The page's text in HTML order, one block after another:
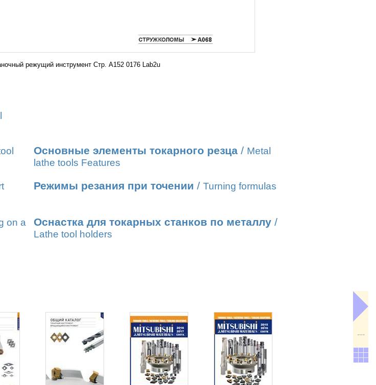
режущий инструмент Стр. A152 0176 Lab2u
Основные элементы токарного резца / Metal
lathe tools Features
Режимы резания при точении / Turning formulas
on a
Оснастка для токарных станков по металлу /
Lathe tool holders
---